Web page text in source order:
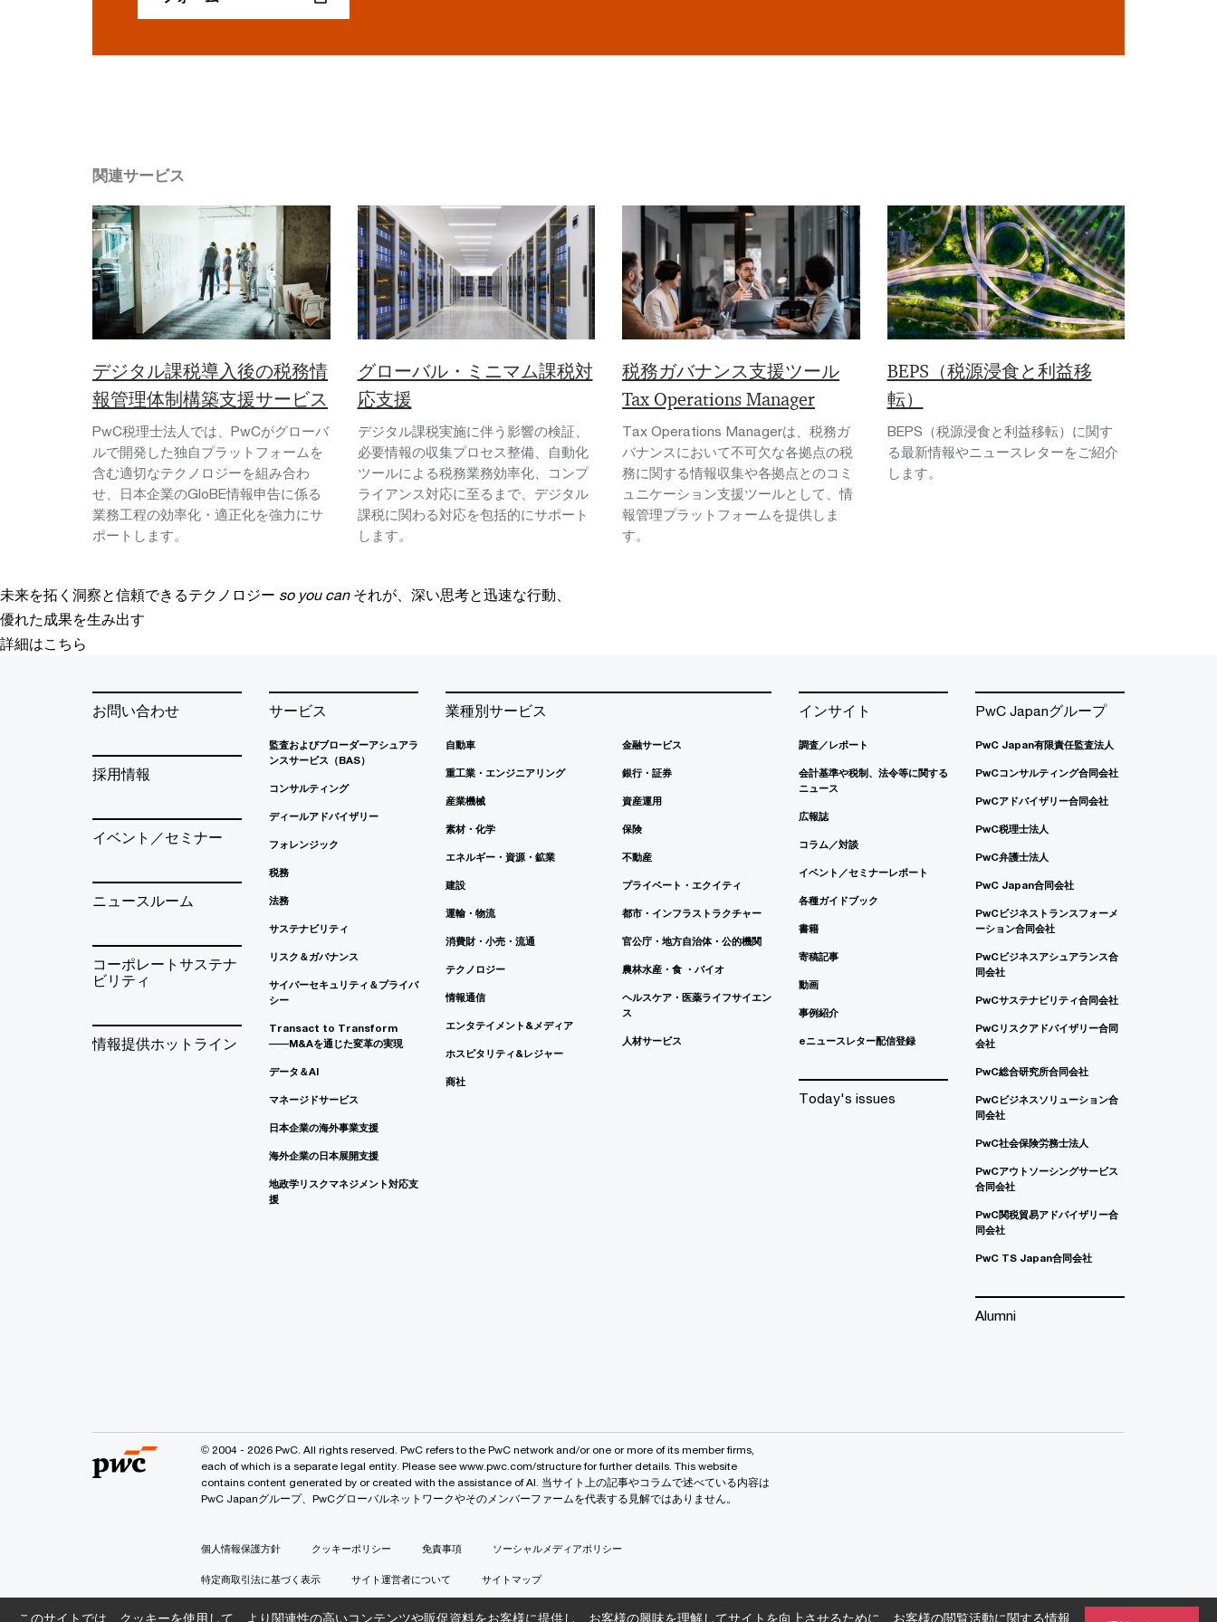
このサイトでは、クッキーを使用して、より関連性の高いコンテンツや販促資料をお客様に提供し、お客様の興味を理解してサイトを向上させるために、お客様の閲覧活動に関する情報
関連サービス
デジタル課税導入後の税務情
報管理体制構築支援サービス
PwC税理士法人では、PwCがグローバ
ルで開発した独自プラットフォームを
含む適切なテクノロジーを組み合わ
せ、日本企業のGloBE情報申告に係る
業務工程の効率化・適正化を強力にサ
ポートします。
グローバル・ミニマム課税対
応支援
デジタル課税実施に伴う影響の検証、
必要情報の収集プロセス整備、自動化
ツールによる税務業務効率化、コンプ
ライアンス対応に至るまで、デジタル
課税に関わる対応を包括的にサポート
します。
税務ガバナンス支援ツール
Tax Operations Manager
Tax Operations Managerは、税務ガ
バナンスにおいて不可欠な各拠点の税
務に関する情報収集や各拠点とのコミ
ュニケーション支援ツールとして、情
報管理プラットフォームを提供しま
す。
BEPS（税源浸食と利益移
転）
BEPS（税源浸食と利益移転）に関す
る最新情報やニュースレターをご紹介
します。
未来を拓く洞察と信頼できるテクノロジー so you can それが、深い思考と迅速な行動、
優れた成果を生み出す
詳細はこちら
お問い合わせ
採用情報
イベント／セミナー
ニュースルーム
コーポレートサステナ
ビリティ
情報提供ホットライン
サービス
監査およびブローダーアシュアラ
ンスサービス（BAS）
コンサルティング
ディールアドバイザリー
フォレンジック
税務
法務
サステナビリティ
リスク＆ガバナンス
サイバーセキュリティ＆プライバ
シー
Transact to Transform
――M&Aを通じた変革の実現
データ＆AI
マネージドサービス
日本企業の海外事業支援
海外企業の日本展開支援
地政学リスクマネジメント対応支
援
業種別サービス
自動車
重工業・エンジニアリング
産業機械
素材・化学
エネルギー・資源・鉱業
建設
運輸・物流
消費財・小売・流通
テクノロジー
情報通信
エンタテイメント&メディア
ホスピタリティ&レジャー
商社
金融サービス
銀行・証券
資産運用
保険
不動産
プライベート・エクイティ
都市・インフラストラクチャー
官公庁・地方自治体・公的機関
農林水産・食 ・バイオ
ヘルスケア・医薬ライフサイエン
ス
人材サービス
インサイト
調査／レポート
会計基準や税制、法令等に関する
ニュース
広報誌
コラム／対談
イベント／セミナーレポート
各種ガイドブック
書籍
寄稿記事
動画
事例紹介
eニュースレター配信登録
Today's issues
PwC Japanグループ
PwC Japan有限責任監査法人
PwCコンサルティング合同会社
PwCアドバイザリー合同会社
PwC税理士法人
PwC弁護士法人
PwC Japan合同会社
PwCビジネストランスフォーメ
ーション合同会社
PwCビジネスアシュアランス合
同会社
PwCサステナビリティ合同会社
PwCリスクアドバイザリー合同
会社
PwC総合研究所合同会社
PwCビジネスソリューション合
同会社
PwC社会保険労務士法人
PwCアウトソーシングサービス
合同会社
PwC関税貿易アドバイザリー合
同会社
PwC TS Japan合同会社
Alumni
© 2004 - 2026 PwC. All rights reserved. PwC refers to the PwC network and/or one or more of its member firms,
each of which is a separate legal entity. Please see www.pwc.com/structure for further details. This website
contains content generated by or created with the assistance of AI. 当サイト上の記事やコラムで述べている内容は
PwC Japanグループ、PwCグローバルネットワークやそのメンバーファームを代表する見解ではありません。
個人情報保護方針 クッキーポリシー 免責事項 ソーシャルメディアポリシー
特定商取引法に基づく表示 サイト運営者について サイトマップ